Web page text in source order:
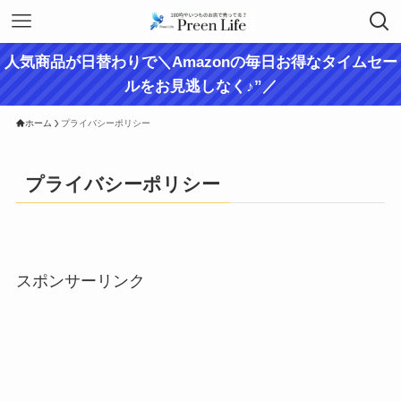
人気商品が日替わりで＼Amazonの毎日お得なタイムセー
ルをお見逃しなく♪”／
ホーム プライバシーポリシー
プライバシーポリシー
スポンサーリンク